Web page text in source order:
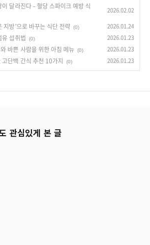
달라진다 – 혈당 스파이크 예방 식
2026.02.02
지방’으로 바꾸는 식단 전략 (0) 2026.01.24
유 섭취법 (0) 2026.01.23
바쁜 사람을 위한 아침 메뉴 (0) 2026.01.23
단백 간식 추천 10가지 (0) 2026.01.23
관심있게 본 글